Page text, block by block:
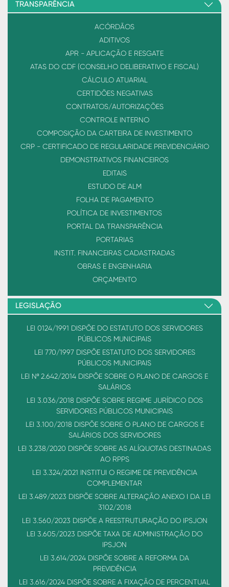
TRANSPARÊNCIA
ACÓRDÃOS
ADITIVOS
APR - APLICAÇÃO E RESGATE
ATAS DO CDF (CONSELHO DELIBERATIVO E FISCAL)
CÁLCULO ATUARIAL
CERTIDÕES NEGATIVAS
CONTRATOS/AUTORIZAÇÕES
CONTROLE INTERNO
COMPOSIÇÃO DA CARTEIRA DE INVESTIMENTO
CRP - CERTIFICADO DE REGULARIDADE PREVIDENCIÁRIO
DEMONSTRATIVOS FINANCEIROS
EDITAIS
ESTUDO DE ALM
FOLHA DE PAGAMENTO
POLÍTICA DE INVESTIMENTOS
PORTAL DA TRANSPARÊNCIA
PORTARIAS
INSTIT. FINANCEIRAS CADASTRADAS
OBRAS E ENGENHARIA
ORÇAMENTO
LEGISLAÇÃO
LEI 0124/1991 DISPÕE DO ESTATUTO DOS SERVIDORES
PÚBLICOS MUNICIPAIS
LEI 770/1997 DISPÕE ESTATUTO DOS SERVIDORES
PÚBLICOS MUNICIPAIS
LEI Nº 2.642/2014 DISPÕE SOBRE O PLANO DE CARGOS E
SALÁRIOS
LEI 3.036/2018 DISPÕE SOBRE REGIME JURÍDICO DOS
SERVIDORES PÚBLICOS MUNICIPAIS
LEI 3.100/2018 DISPÕE SOBRE O PLANO DE CARGOS E
SALÁRIOS DOS SERVIDORES
LEI 3.238/2020 DISPÕE SOBRE AS ALÍQUOTAS DESTINADAS
AO RPPS
LEI 3.324/2021 INSTITUI O REGIME DE PREVIDÊNCIA
COMPLEMENTAR
LEI 3.489/2023 DISPÕE SOBRE ALTERAÇÃO ANEXO I DA LEI
3102/2018
LEI 3.560/2023 DISPÕE A REESTRUTURAÇÃO DO IPSJON
LEI 3.605/2023 DISPÕE TAXA DE ADMINISTRAÇÃO DO
IPSJON
LEI 3.614/2024 DISPÕE SOBRE A REFORMA DA
PREVIDÊNCIA
LEI 3.616/2024 DISPÕE SOBRE A FIXAÇÃO DE PERCENTUAL